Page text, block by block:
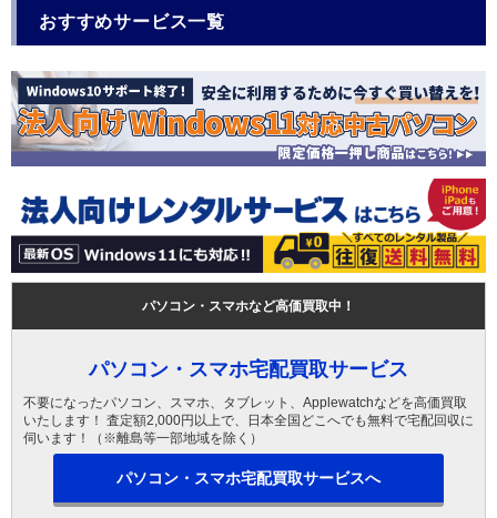
おすすめサービス一覧
パソコン・スマホなど高価買取中！
パソコン・スマホ宅配買取サービス
不要になったパソコン、スマホ、タブレット、Applewatchなどを高価買取
いたします！ 査定額2,000円以上で、日本全国どこへでも無料で宅配回収に
伺います！（※離島等一部地域を除く）
パソコン・スマホ宅配買取サービスへ